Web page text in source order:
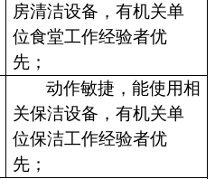
房清洁设备，有机关单
位食堂工作经验者优
先；
动作敏捷，能使用相
关保洁设备，有机关单
位保洁工作经验者优
先；